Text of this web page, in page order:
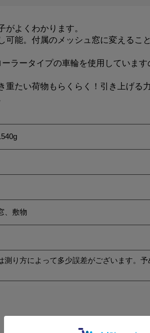
よくわかります。
能。付属のメッシュ窓に変えるこ
ラータイプの車輪を使用しています
重たい荷物もらくらく！引き上げる
、敷物
り方によって多少誤差がございます。予